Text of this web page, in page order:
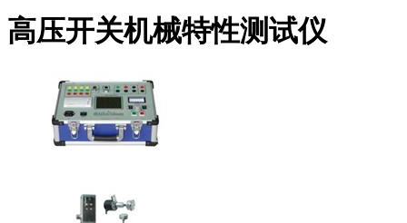
高压开关机械特性测试仪